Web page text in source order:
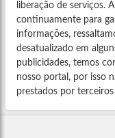
liberação de serviços.
continuamente para
informações,
desatualizado em
publicidades, temos
nosso portal, por isso
prestados por